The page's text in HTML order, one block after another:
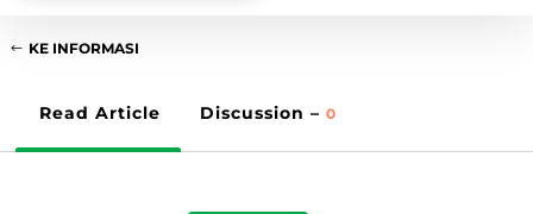
KE INFORMASI
Read Article Discussion – 0